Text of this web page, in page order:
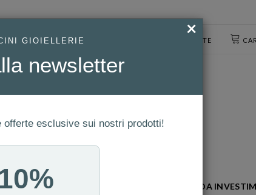
ACCESSO UTENTE
OROLOGI ORO DA
×
GIOIELLERIE
newsletter
esclusive sui nostri prodotti!